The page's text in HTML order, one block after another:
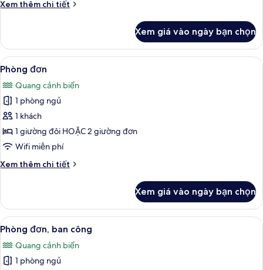
Xem thêm chi tiết
Chi
Quadruple
Superior
Room,
Balcony
Xem giá vào ngày bạn chọn
Xem
tất
cả
ảnh
Phòng
đơn
Minibar, bàn, màn/rèm cản sáng,
8
Phòng đơn
Quang cảnh biển
1 phòng ngủ
1 khách
1 giường đôi HOẶC 2 giường đơn
Wifi miễn phí
Xem thêm chi tiết
Chi
Phòng
đơn
Xem giá vào ngày bạn chọn
Xem
tất
cả
ảnh
Minibar, bàn, màn/rèm cản sáng,
9
Phòng đơn, ban công
Quang cảnh biển
1 phòng ngủ